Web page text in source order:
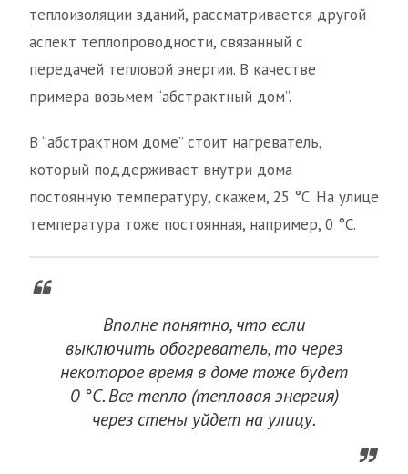
теплоизоляции зданий, рассматривается другой
аспект теплопроводности, связанный с
передачей тепловой энергии. В качестве
примера возьмем “абстрактный дом”.
В “абстрактном доме” стоит нагреватель,
который поддерживает внутри дома
постоянную температуру, скажем, 25 °С. На улице
температура тоже постоянная, например, 0 °С.
Вполне понятно, что если
выключить обогреватель, то через
некоторое время в доме тоже будет
0 °С. Все тепло (тепловая энергия)
через стены уйдет на улицу.